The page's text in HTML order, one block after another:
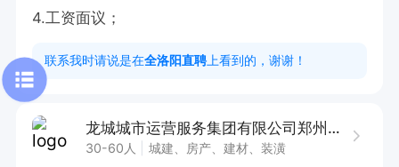
4.工资面议；
联系我时请说是在全洛阳直聘 上看到的，谢谢！
龙城城市运营服务集团有限公司郑州分公司
30-60人 城建、房产、建材、装潢